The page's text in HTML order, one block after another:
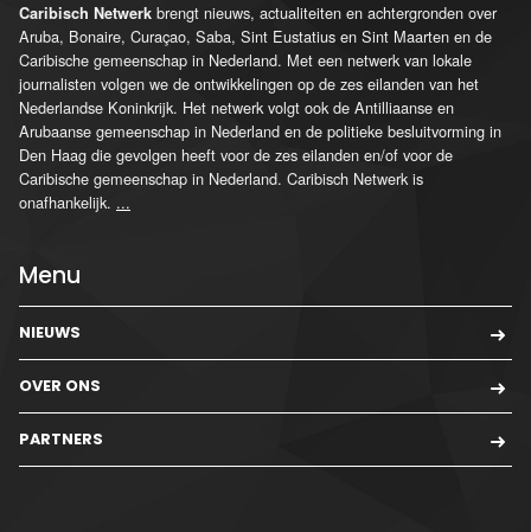
Caribisch Netwerk brengt nieuws, actualiteiten en achtergronden over
Aruba, Bonaire, Curaçao, Saba, Sint Eustatius en Sint Maarten en de
Caribische gemeenschap in Nederland. Met een netwerk van lokale
journalisten volgen we de ontwikkelingen op de zes eilanden van het
Nederlandse Koninkrijk. Het netwerk volgt ook de Antilliaanse en
Arubaanse gemeenschap in Nederland en de politieke besluitvorming in
Den Haag die gevolgen heeft voor de zes eilanden en/of voor de
Caribische gemeenschap in Nederland. Caribisch Netwerk is
onafhankelijk. ...
Menu
NIEUWS
OVER ONS
PARTNERS